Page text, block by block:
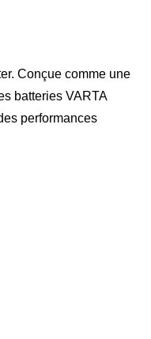
Conçue comme une
batteries VARTA
performances